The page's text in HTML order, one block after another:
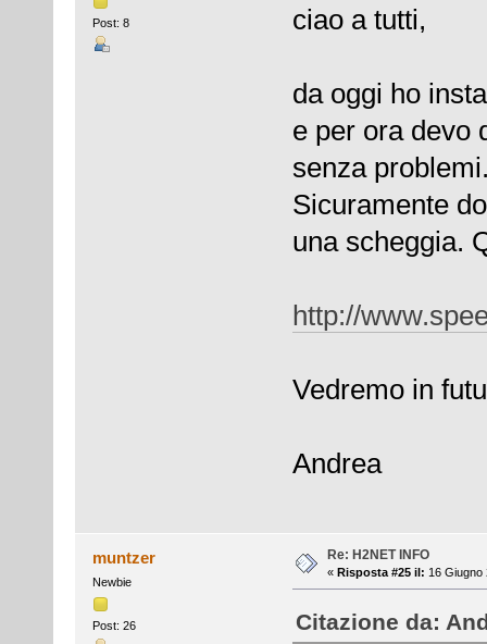
Post: 8 ciao a tutti,
da oggi ho
e per ora devo
senza
Sicuramente
una scheggia.
http://
Vedremo in
Andrea
muntzer
Newbie
Post: 26
Re: H2NET INFO
« Risposta #25 il: 16 Giugno
Citazione da: